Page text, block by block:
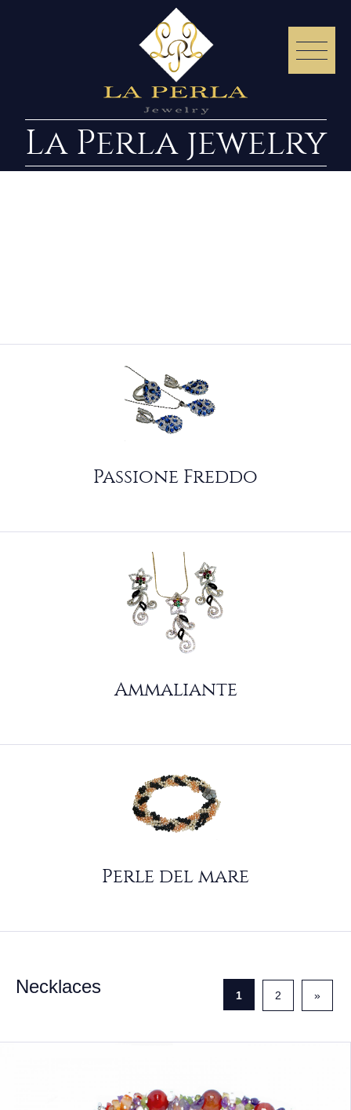
La Perla jewelry
Passione Freddo
Ammaliante
Perle del mare
Necklaces 1 2 »